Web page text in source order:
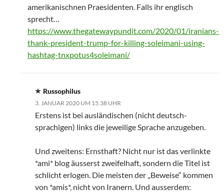
amerikanischnen Praesidenten. Falls ihr englisch
sprecht…
https://www.thegatewaypundit.com/2020/01/iranians-
thank-president-trump-for-killing-soleimani-using-
hashtag-tnxpotus4soleimani/
Russophilus
3. JANUAR 2020 UM 15:38 UHR
Erstens ist bei ausländischen (nicht deutsch-
sprachigen) links die jeweilige Sprache anzugeben.
Und zweitens: Ernsthaft? Nicht nur ist das verlinkte
*ami* blog äusserst zweifelhaft, sondern die Titel ist
schlicht erlogen. Die meisten der „Beweise“ kommen
von *amis*, nicht von Iranern. Und ausserdem: